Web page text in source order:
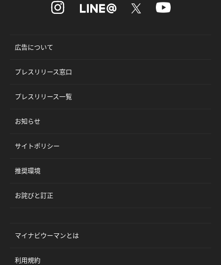
広告について
プレスリリース窓口
プレスリリース一覧
お知らせ
サイトポリシー
推奨環境
お詫びと訂正
マイナビウーマンとは
利用規約